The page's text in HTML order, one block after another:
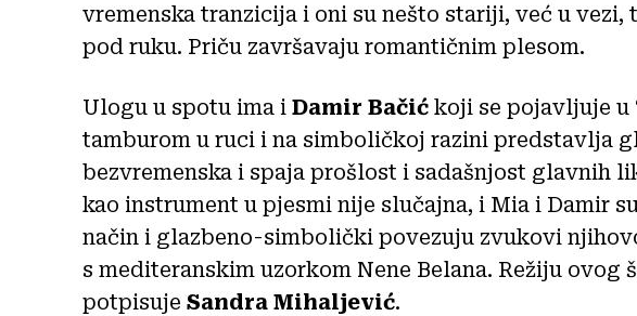
vremenska tranzicija i oni su nešto stariji, već u vezi,
pod ruku. Priču završavaju romantičnim plesom.
Ulogu u spotu ima i Damir Bačić koji se pojavljuje u
tamburom u ruci i na simboličkoj razini predstavlja
bezvremenska i spaja prošlost i sadašnjost glavnih
kao instrument u pjesmi nije slučajna, i Mia i Damir
način i glazbeno-simbolički povezuju zvukovi
s mediteranskim uzorkom Nene Belana. Režiju ovog
potpisuje Sandra Mihaljević.